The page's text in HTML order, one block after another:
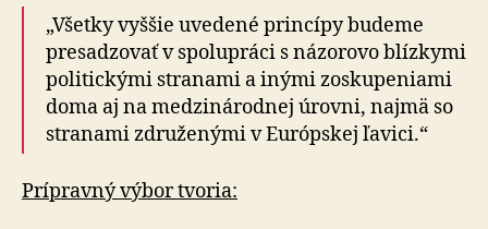
„Všetky vyššie uvedené princípy budeme
presadzovať v spolupráci s názorovo blízkymi
politickými stranami a inými zoskupeniami
doma aj na medzinárodnej úrovni, najmä so
stranami združenými v Európskej ľavici.“
Prípravný výbor tvoria: